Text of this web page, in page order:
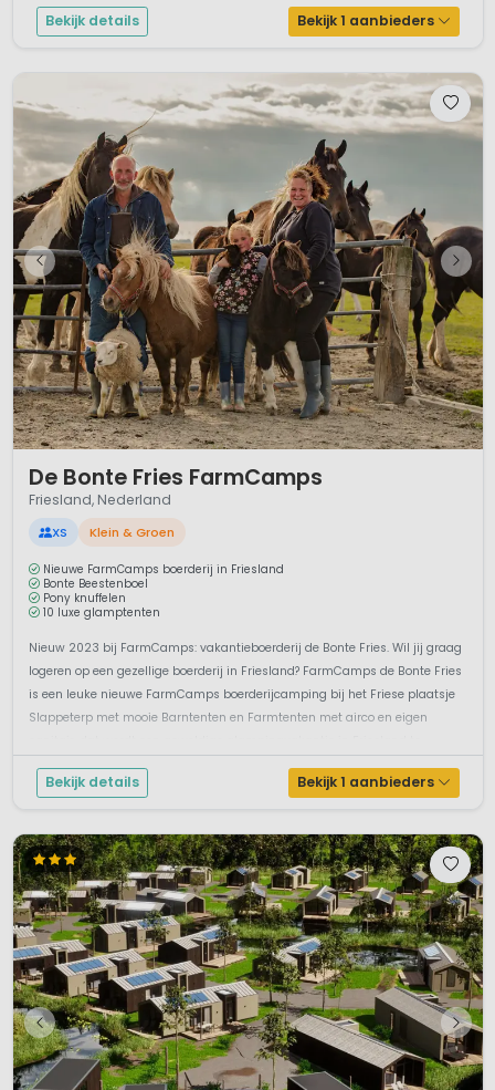
Bekijk details Bekijk 1 aanbieders
De Bonte Fries FarmCamps
Friesland, Nederland
XS Klein & Groen
Nieuwe FarmCamps boerderij in Friesland
Bonte Beestenboel
Pony knuffelen
10 luxe glamptenten
Nieuw 2023 bij FarmCamps: vakantieboerderij de Bonte Fries. Wil jij graag
logeren op een gezellige boerderij in Friesland? FarmCamps de Bonte Fries
is een leuke nieuwe FarmCamps boerderijcamping bij het Friese plaatsje
Slappeterp met mooie Barntenten en Farmtenten met airco en eigen
Bekijk details Bekijk 1 aanbieders